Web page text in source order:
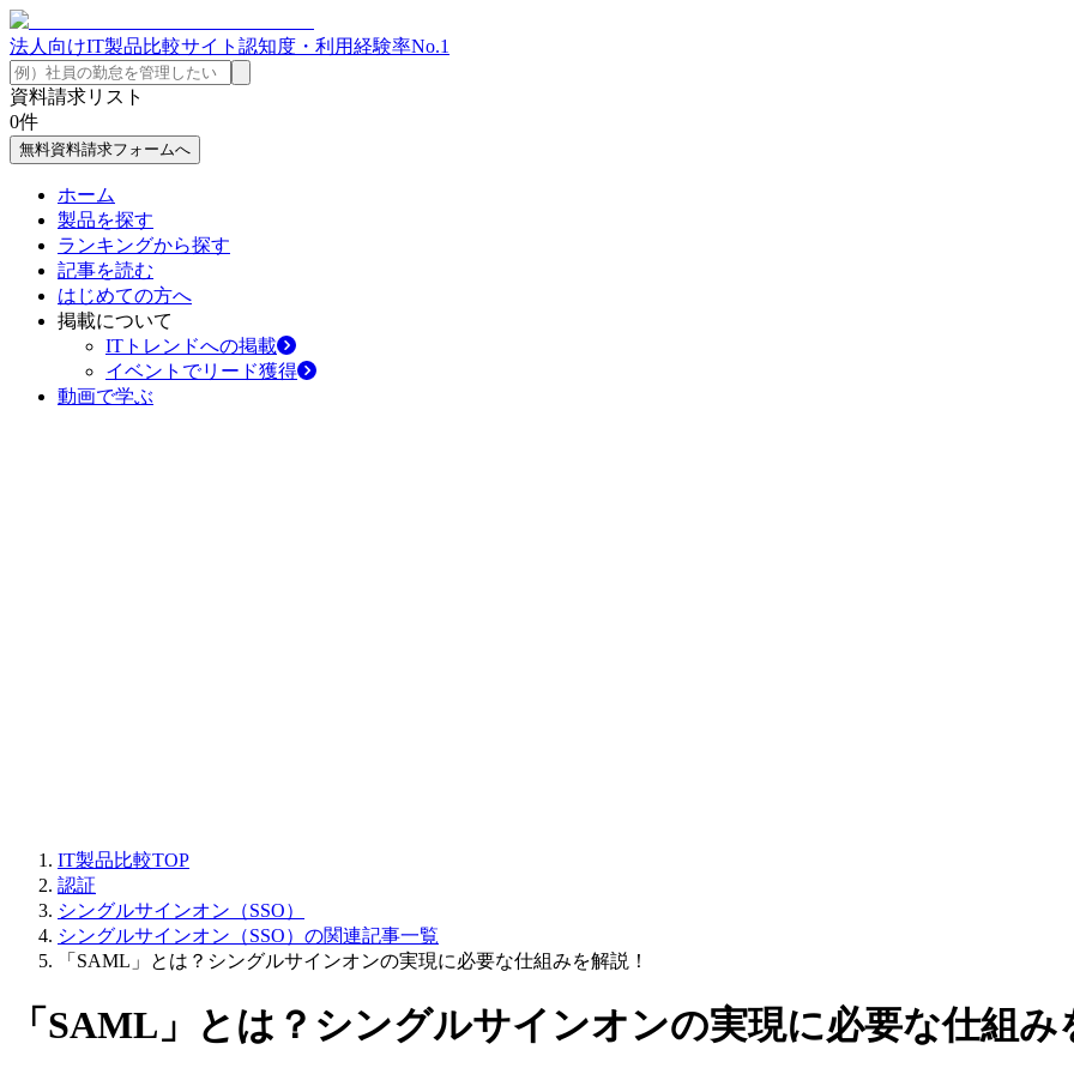
法人向けIT製品比較サイト 認知度・利用経験率No.1
資料請求リスト
0件
無料資料請求フォームへ
ホーム
製品を探す
ランキングから探す
記事を読む
はじめての方へ
掲載について
ITトレンドへの掲載
イベントでリード獲得
動画で学ぶ
IT製品比較TOP
認証
シングルサインオン（SSO）
シングルサインオン（SSO）の関連記事一覧
「SAML」とは？シングルサインオンの実現に必要な仕組みを解説！
「SAML」とは？シングルサインオンの実現に必要な仕組み